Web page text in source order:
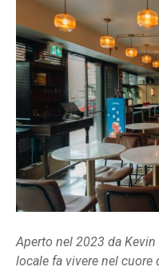
Aperto nel 2023 da
locale fa vivere nel